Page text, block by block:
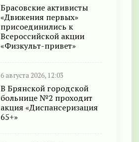
Брасовские активисты
«Движения первых»
присоединились к
Всероссийской акции
«Физкульт-привет»
6 августа 2026, 12:03
В Брянской городской
больнице №2 проходит
акция «Диспансеризация
65+»